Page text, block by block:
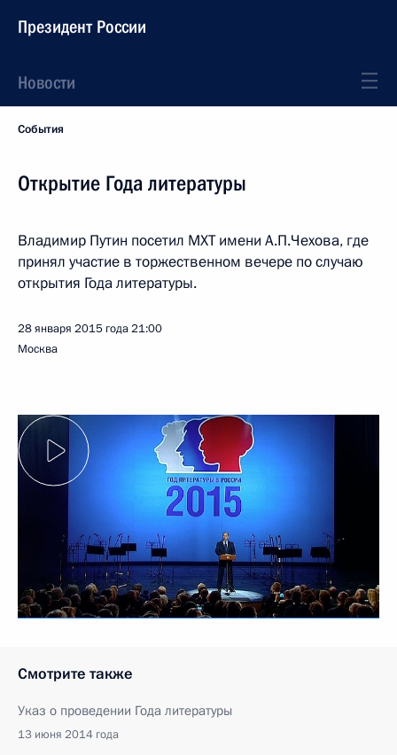
Президент России
Новости
События
Открытие Года литературы
Владимир Путин посетил МХТ имени А.П.Чехова, где
принял участие в торжественном вечере по случаю
открытия Года литературы.
28 января 2015 года21:00
Москва
Смотрите также
Указ о проведении Года литературы
13 июня 2014 года